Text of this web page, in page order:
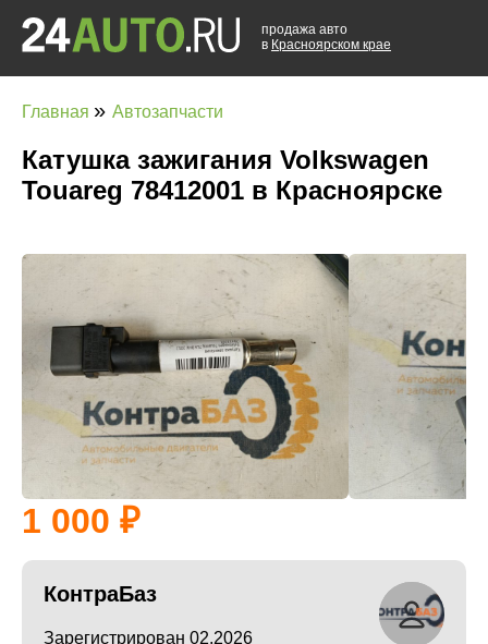
продажа авто
в Красноярском крае
Главная » Автозапчасти
Катушка зажигания Volkswagen
Touareg 78412001 в Красноярске
1 000
КонтраБаз
Зарегистрирован 02.2026